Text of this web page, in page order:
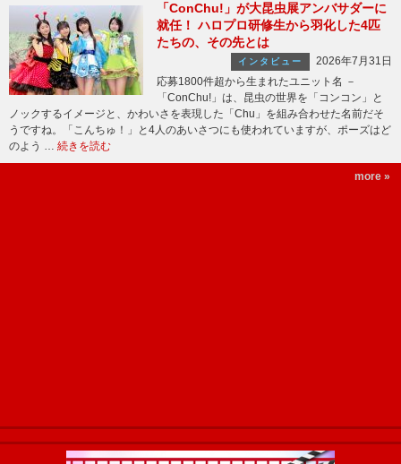
「ConChu!」が大昆虫展アンバサダーに
就任！ ハロプロ研修生から羽化した4匹
たちの、その先とは
インタビュー
2026年7月31日
応募1800件超から生まれたユニット名 －
「ConChu!」は、昆虫の世界を「コンコン」と
ノックするイメージと、かわいさを表現した「Chu」を組み合わせた名前だそ
うですね。「こんちゅ！」と4人のあいさつにも使われていますが、ポーズはど
のよう … 続きを読む
more »